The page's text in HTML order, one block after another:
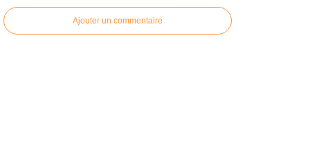
Ajouter un commentaire